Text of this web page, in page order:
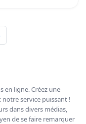
en ligne. Créez une
service puissant !
dans divers médias,
de se faire remarquer